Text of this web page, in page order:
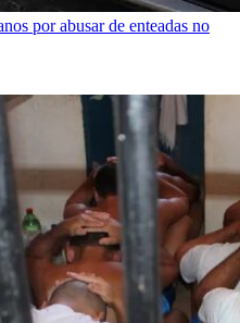
por abusar de enteadas no